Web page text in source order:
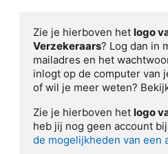
Zie je hierboven het logo
Verzekeraars? Log dan in
mailadres en het
inlogt op de computer van
of wil je meer weten?
Zie je hierboven het logo
heb jij nog geen account
de mogelijkheden van een